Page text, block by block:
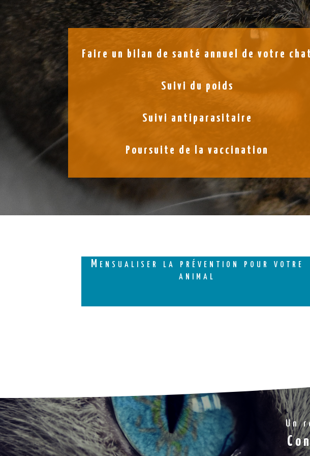
Faire un bilan de santé annuel de votre chat
Suivi du poids
Suivi antiparasitaire
Poursuite de la vaccination
Mensualiser la prévention pour votre
animal
Un